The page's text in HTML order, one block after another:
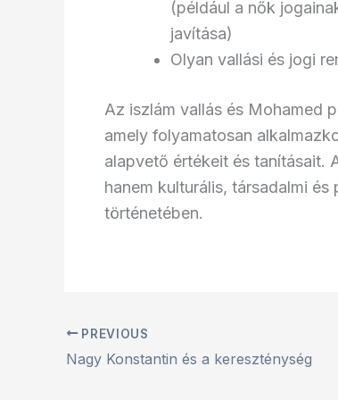
(például a nők
javítása)
Olyan vallási és jogi
Az iszlám vallás és Mohamed
amely folyamatosan
alapvető értékeit és tanításait.
hanem kulturális, társadalmi
történetében.
PREVIOUS
Nagy Konstantin és a kereszténység